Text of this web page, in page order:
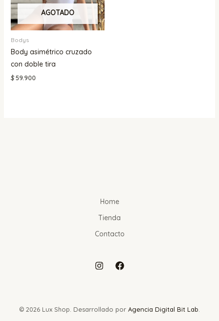
AGOTADO
Bodys
Body asimétrico cruzado
con doble tira
$59.900
Home
Tienda
Contacto
© 2026 Lux Shop. Desarrollado por Agencia Digital Bit Lab.